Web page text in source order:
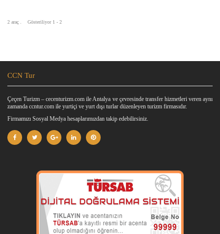
2 araç . Gösteriliyor 1 - 2
CCN Tur
Çeçen Turizm – cecenturizm.com ile Antalya ve çevresinde transfer hizmetleri veren aynı
zamanda ccntur.com ile yurtiçi ve yurt dışı turlar düzenleyen turizm firmasıdır.
Firmamızı Sosyal Medya hesaplarımızdan takip edebilirsiniz.